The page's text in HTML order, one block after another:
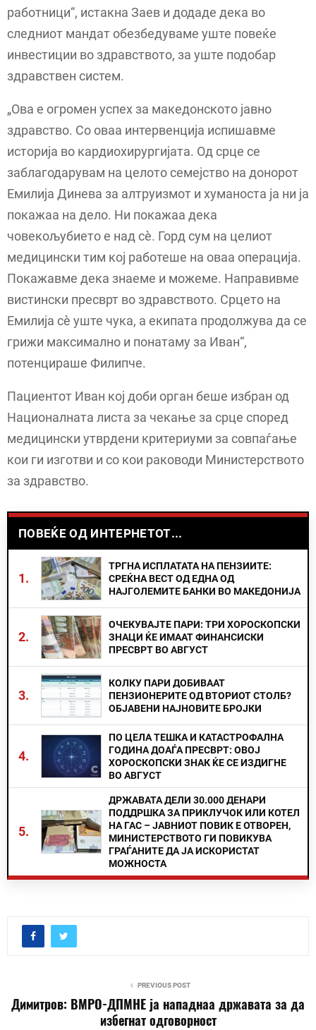
работници“, истакна Заев и додаде дека во
следниот мандат обезбедуваме уште повеќе
инвестиции во здравството, за уште подобар
здравствен систем.
„Ова е огромен успех за македонското јавно
здравство. Со оваа интервенција испишавме
историја во кардиохирургијата. Од срце се
заблагодарувам на целото семејство на донорот
Емилија Динева за алтруизмот и хуманоста ја ни ја
покажаа на дело. Ни покажаа дека
човекољубието е над сѐ. Горд сум на целиот
медицински тим кој работеше на оваа операција.
Покажавме дека знаеме и можеме. Направивме
вистински пресврт во здравството. Срцето на
Емилија сѐ уште чука, а екипата продолжува да се
грижи максимално и понатаму за Иван“,
потенцираше Филипче.
Пациентот Иван кој доби орган беше избран од
Националната листа за чекање за срце според
медицински утврдени критериуми за совпаѓање
кои ги изготви и со кои раководи Министерството
за здравство.
ПОВЕЌЕ ОД ИНТЕРНЕТОТ...
1.
ТРГНА ИСПЛАТАТА НА ПЕНЗИИТЕ:
СРЕЌНА ВЕСТ ОД ЕДНА ОД
НАЈГОЛЕМИТЕ БАНКИ ВО МАКЕДОНИЈА
2.
ОЧЕКУВАЈТЕ ПАРИ: ТРИ ХОРОСКОПСКИ
ЗНАЦИ ЌЕ ИМААТ ФИНАНСИСКИ
ПРЕСВРТ ВО АВГУСТ
3.
КОЛКУ ПАРИ ДОБИВААТ
ПЕНЗИОНЕРИТЕ ОД ВТОРИОТ СТОЛБ?
ОБЈАВЕНИ НАЈНОВИТЕ БРОЈКИ
4.
ПО ЦЕЛА ТЕШКА И КАТАСТРОФАЛНА
ГОДИНА ДОАЃА ПРЕСВРТ: ОВОЈ
ХОРОСКОПСКИ ЗНАК ЌЕ СЕ ИЗДИГНЕ
ВО АВГУСТ
5.
ДРЖАВАТА ДЕЛИ 30.000 ДЕНАРИ
ПОДДРШКА ЗА ПРИКЛУЧОК ИЛИ КОТЕЛ
НА ГАС – ЈАВНИОТ ПОВИК Е ОТВОРЕН,
МИНИСТЕРСТВОТО ГИ ПОВИКУВА
ГРАЃАНИТЕ ДА ЈА ИСКОРИСТАТ
МОЖНОСТА
PREVIOUS POST
Димитров: ВМРО-ДПМНЕ ја нападнаа државата за да
избегнат одговорност